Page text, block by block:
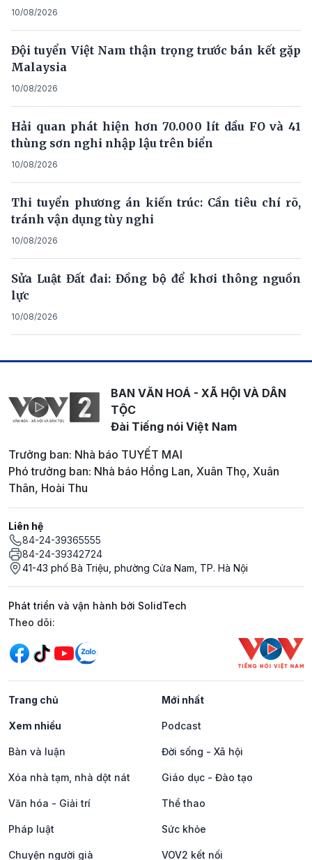
10/08/2026
Đội tuyển Việt Nam thận trọng trước bán kết gặp
Malaysia
10/08/2026
Hải quan phát hiện hơn 70.000 lít dầu FO và 41
thùng sơn nghi nhập lậu trên biển
10/08/2026
Thi tuyển phương án kiến trúc: Cần tiêu chí rõ,
tránh vận dụng tùy nghi
10/08/2026
Sửa Luật Đất đai: Đồng bộ để khơi thông nguồn
lực
10/08/2026
BAN VĂN HOÁ - XÃ HỘI VÀ DÂN
TỘC
Đài Tiếng nói Việt Nam
Trưởng ban: Nhà báo TUYẾT MAI
Phó trưởng ban: Nhà báo Hồng Lan, Xuân Thọ, Xuân
Thân, Hoài Thu
Liên hệ
84-24-39365555
84-24-39342724
41-43 phố Bà Triệu, phường Cửa Nam, TP. Hà Nội
Phát triển và vận hành bởi SolidTech
Mạng xã hội
Theo dõi:
Trang chủ Mới nhất
Xem nhiều Podcast
Bàn và luận Đời sống - Xã hội
Xóa nhà tạm, nhà dột nát Giáo dục - Đào tạo
Văn hóa - Giải trí Thể thao
Pháp luật Sức khỏe
Chuyện người già VOV2 kết nối